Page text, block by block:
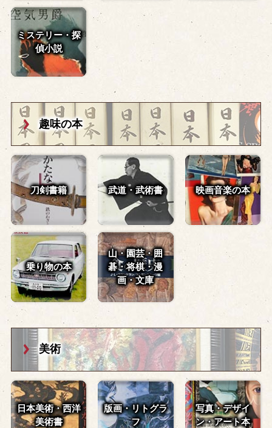
ミステリー・探
偵小説
趣味の本
刀剣書籍 武道・武術書 映画音楽の本
乗り物の本
山・園芸・囲
碁・将棋・漫
画・文庫
美術
日本美術・西洋
美術書
版画・リトグラ
フ
写真・デザイ
ン・アート本